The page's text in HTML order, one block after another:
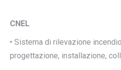
CNEL
• Sistema di rilevazione
progettazione, installazione,